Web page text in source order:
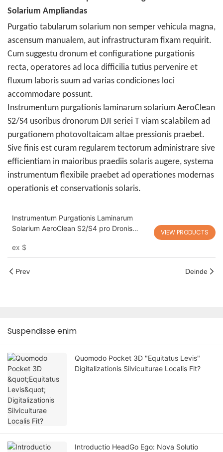
Solarium Ampliandas
Purgatio tabularum solarium non semper vehicula magna,
ascensum manualem, aut infrastructuram fixam requirit.
Cum suggestu dronum et configuratione purgationis
recta, operatores ad loca difficilia tutius pervenire et
fluxum laboris suum ad varias condiciones loci
accommodare possunt.
Instrumentum purgationis laminarum solarium AeroClean
S2/S4 usoribus dronorum DJI seriei T viam scalabilem ad
purgationem photovoltaicam altae pressionis praebet.
Sive finis est curam regularem tectorum administrare sive
efficientiam in maioribus praediis solaris augere, systema
instrumentum flexibile praebet ad operationes modernas
operationis et conservationis solaris.
Instrumentum Purgationis Laminarum
Solarium AeroClean S2/S4 pro Dronis
Purgationis PV Altae Pressionis
ex $
VIEW PRODUCTS
Prev Deinde
Suspendisse enim
Quomodo Pocket 3D "Equitatus Levis"
Digitalizationis Silviculturae Localis Fit?
Introductio HeadGo Ego: Nova Solutio